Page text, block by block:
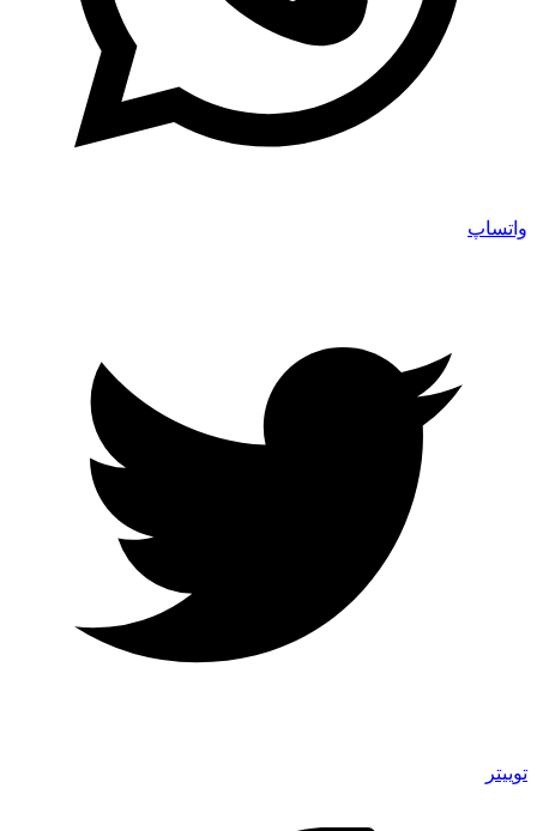
واتساپ
توییتر